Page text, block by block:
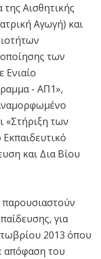
της Αισθητικής
Αγωγή) και
των
Ενιαίο
- ΑΠ1»,
«Στήριξη των
και Δια Βίου
για
2013 όπου
απόφαση του